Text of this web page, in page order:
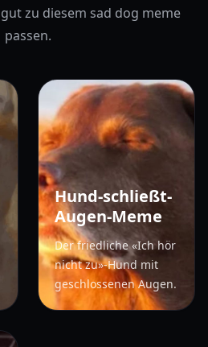
zu diesem sad dog meme
passen.
Hund-schließt-
Augen-Meme
Der friedliche «Ich hör
nicht zu»-Hund mit
geschlossenen Augen.